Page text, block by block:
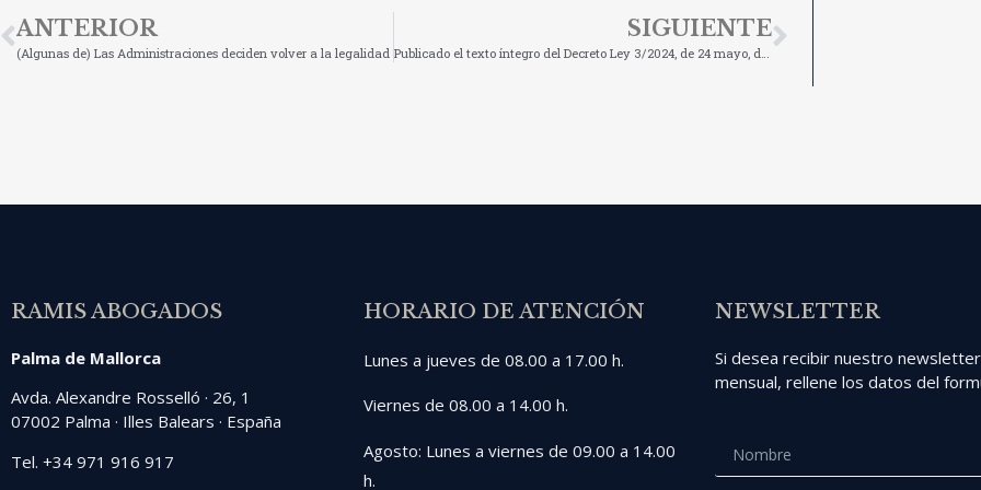
ANTERIOR
(Algunas de) Las Administraciones deciden volver a la legalidad
SIGUIENTE
Publicado el texto íntegro del Decreto Ley 3/2024, de 24 mayo, de medidas urgentes de simplificación y racionalización administrativas de las administraciones públicas de Illes Balears
RAMIS ABOGADOS
Palma de Mallorca
Avda. Alexandre Rosselló · 26, 1
07002 Palma · Illes Balears · España
Tel. +34 971 916 917
HORARIO DE ATENCIÓN
Lunes a jueves de 08.00 a 17.00 h.
Viernes de 08.00 a 14.00 h.
Agosto: Lunes a viernes de 09.00 a 14.00
h.
NEWSLETTER
Si desea recibir nuestro newsletter
mensual, rellene los datos del